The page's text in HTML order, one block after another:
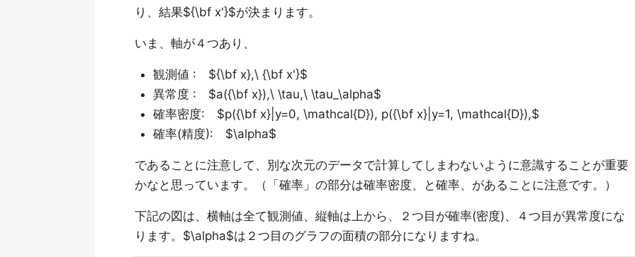
り、結果${\bf x'}$が決まります。
いま、軸が４つあり、
観測値 : ${\bf x},\ {\bf x'}$
異常度 : $a({\bf x}),\ \tau,\ \tau_\alpha$
確率密度: $p({\bf x}|y=0, \mathcal{D}), p({\bf x}|y=1, \mathcal{D}),$
確率(精度): $\alpha$
であることに注意して、別な次元のデータで計算してしまわないように意識することが重要
かなと思っています。（「確率」の部分は確率密度、と確率、があることに注意です。）
下記の図は、横軸は全て観測値、縦軸は上から、２つ目が確率(密度)、４つ目が異常度にな
ります。$\alpha$は２つ目のグラフの面積の部分になりますね。